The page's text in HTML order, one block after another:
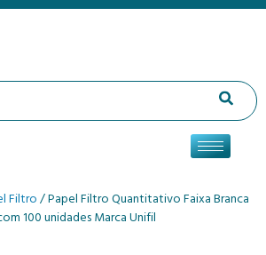
Filtro/ Papel Filtro Quantitativo Faixa Branca
100 unidades Marca Unifil